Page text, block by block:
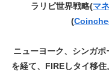
ラリピ世界戦略(マ
(
ニューヨーク、シンガ
を経て、FIREしタイ移